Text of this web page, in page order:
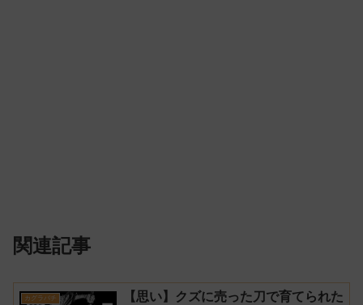
関連記事
カグラバチ
【思い】クズに売った刀で育てられた